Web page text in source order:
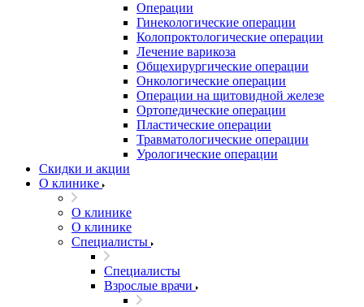
Операции
Гинекологические операции
Колопроктологические операции
Лечение варикоза
Общехирургические операции
Онкологические операции
Операции на щитовидной железе
Ортопедические операции
Пластические операции
Травматологические операции
Урологические операции
Скидки и акции
О клинике
О клинике
О клинике
Специалисты
Специалисты
Взрослые врачи